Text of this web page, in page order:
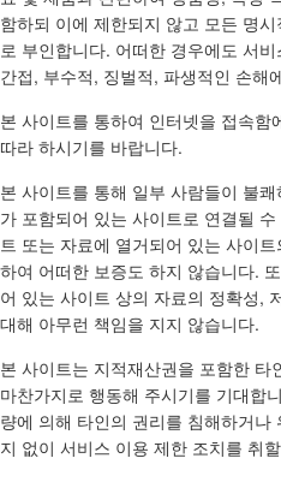
함하되 이에 제한되지 않고 모든 명
로 부인합니다. 어떠한 경우에도 서
간접, 부수적, 징벌적, 파생적인 손해
본 사이트를 통하여 인터넷을 접속함
따라 하시기를 바랍니다.
본 사이트를 통해 일부 사람들이 불
가 포함되어 있는 사이트로 연결될
트 또는 자료에 열거되어 있는 사이
하여 어떠한 보증도 하지 않습니다.
어 있는 사이트 상의 자료의 정확성,
대해 아무런 책임을 지지 않습니다.
본 사이트는 지적재산권을 포함한
마찬가지로 행동해 주시기를 기대합
량에 의해 타인의 권리를 침해하거
지 없이 서비스 이용 제한 조치를 취